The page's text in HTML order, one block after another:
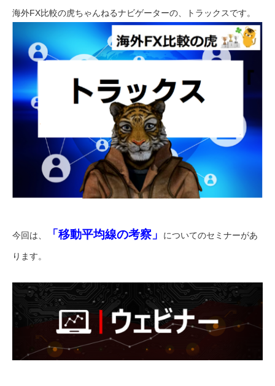
海外FX比較の虎ちゃんねるナビゲーターの、トラックスです。
今回は、 「移動平均線の考察」 についてのセミナーがあ
ります。